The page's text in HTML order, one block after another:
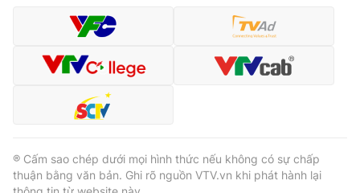
® Cấm sao chép dưới mọi hình thức nếu không có sự chấp
thuận bằng văn bản. Ghi rõ nguồn VTV.vn khi phát hành lại